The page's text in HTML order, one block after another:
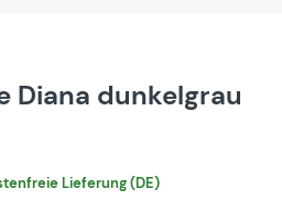
Diana dunkelgrau
Lieferung (DE)